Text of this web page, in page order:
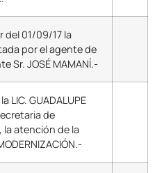
del 01/09/17 la
por el agente de
Sr. JOSÉ MAMANÍ.-
LIC. GUADALUPE
de
la atención de la